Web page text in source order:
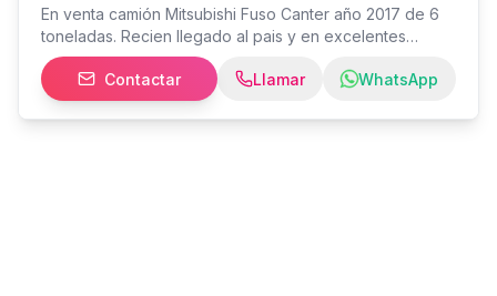
En venta camión Mitsubishi Fuso Canter año 2017 de 6
toneladas. Recien llegado al pais y en excelentes
condiciones de operación. Automático con bajo millaje y
full extras: aire acondicionado al 100%, sonido original
de fábrica, vidrios eléctricos; bien enllantado y sin
dellates estéticos. Pregunte sin compromiso, al
Contactar Llamar WhatsApp